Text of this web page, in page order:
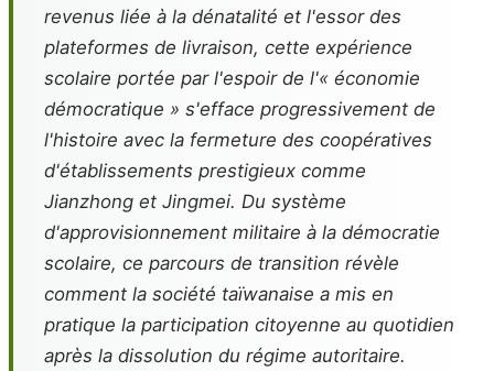
revenus liée à la dénatalité et l'essor des
plateformes de livraison, cette expérience
scolaire portée par l'espoir de l'« économie
démocratique » s'efface progressivement de
l'histoire avec la fermeture des coopératives
d'établissements prestigieux comme
Jianzhong et Jingmei. Du système
d'approvisionnement militaire à la démocratie
scolaire, ce parcours de transition révèle
comment la société taïwanaise a mis en
pratique la participation citoyenne au quotidien
après la dissolution du régime autoritaire.